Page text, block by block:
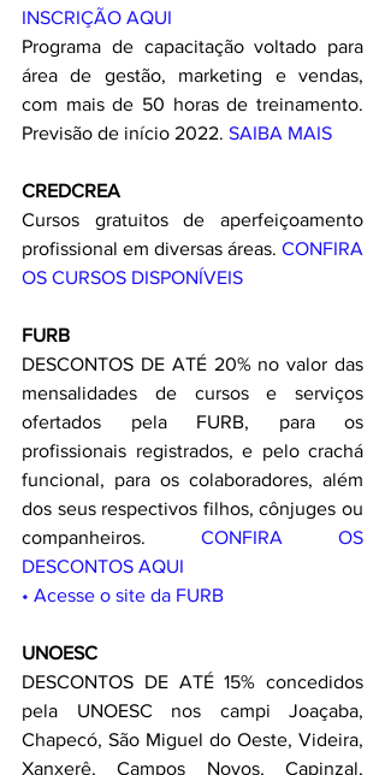
INSCRIÇÃO AQUI
Programa de capacitação voltado para
área de gestão, marketing e vendas,
com mais de 50 horas de treinamento.
Previsão de início 2022. SAIBA MAIS
CREDCREA
Cursos gratuitos de aperfeiçoamento
profissional em diversas áreas. CONFIRA
OS CURSOS DISPONÍVEIS
FURB
DESCONTOS DE ATÉ 20% no valor das
mensalidades de cursos e serviços
ofertados pela FURB, para os
profissionais registrados, e pelo crachá
funcional, para os colaboradores, além
dos seus respectivos filhos, cônjuges ou
companheiros. CONFIRA OS
DESCONTOS AQUI
• Acesse o site da FURB
UNOESC
DESCONTOS DE ATÉ 15% concedidos
pela UNOESC nos campi Joaçaba,
Chapecó, São Miguel do Oeste, Videira,
Xanxerê, Campos Novos, Capinzal,